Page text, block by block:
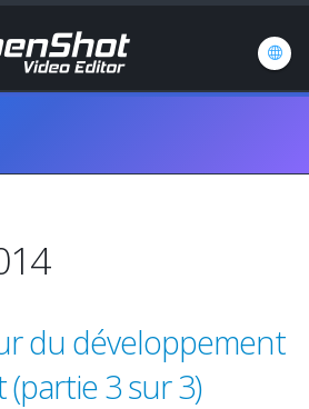
du développement
3 sur 3)